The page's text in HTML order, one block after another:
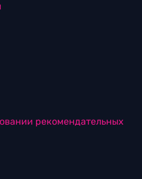
рекомендательных